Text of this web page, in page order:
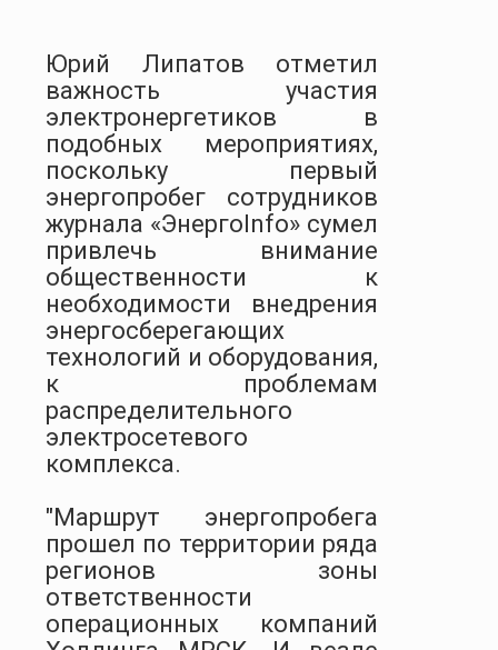
Юрий Липатов отметил
важность участия
электронергетиков в
подобных мероприятиях,
поскольку первый
энергопробег сотрудников
журнала «ЭнергоInfo» сумел
привлечь внимание
общественности к
необходимости внедрения
энергосберегающих
технологий и оборудования,
к проблемам
распределительного
электросетевого
комплекса.
"Маршрут энергопробега
прошел по территории ряда
регионов зоны
ответственности
операционных компаний